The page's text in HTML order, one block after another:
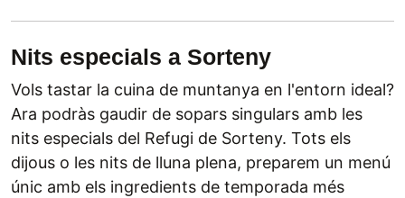
Nits especials a Sorteny
Vols tastar la cuina de muntanya en l'entorn ideal?
Ara podràs gaudir de sopars singulars amb les
nits especials del Refugi de Sorteny. Tots els
dijous o les nits de lluna plena, preparem un menú
únic amb els ingredients de temporada més